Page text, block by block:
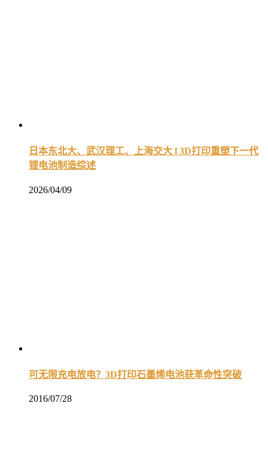
日本东北大、武汉理工、上海交大 l 3D打印重塑下一代
锂电池制造综述
2026/04/09
可无限充电放电？3D打印石墨烯电池获革命性突破
2016/07/28